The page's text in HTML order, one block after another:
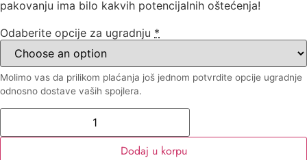
pakovanju ima bilo kakvih potencijalnih oštećenja!
Odaberite opcije za ugradnju *
Molimo vas da prilikom plaćanja još jednom potvrdite opcije ugradnje
odnosno dostave vaših spojlera.
Dodaj u korpu